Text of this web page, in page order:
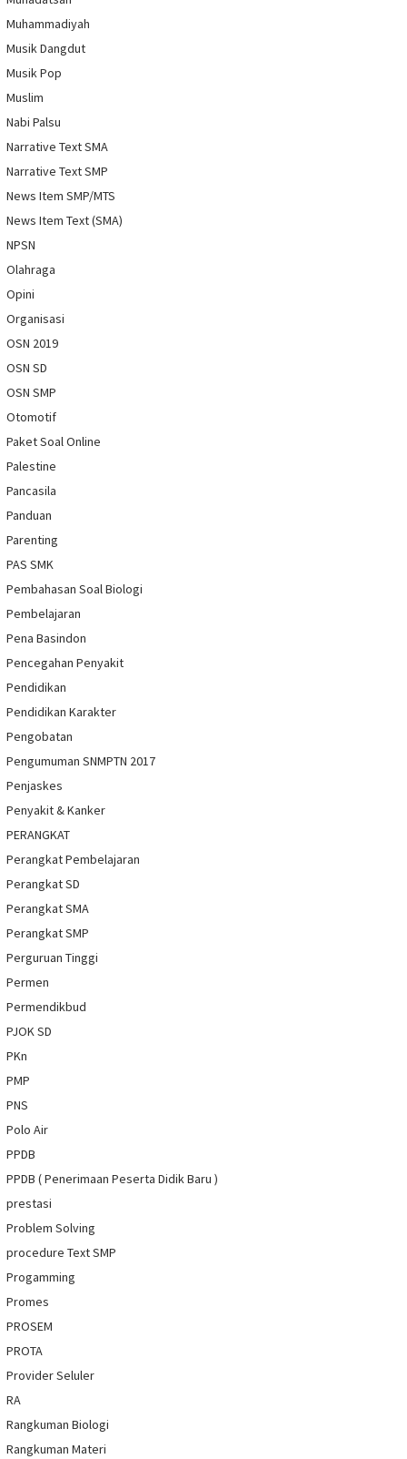
Muhammadiyah
Musik Dangdut
Musik Pop
Muslim
Nabi Palsu
Narrative Text SMA
Narrative Text SMP
News Item SMP/MTS
News Item Text (SMA)
NPSN
Olahraga
Opini
Organisasi
OSN 2019
OSN SD
OSN SMP
Otomotif
Paket Soal Online
Palestine
Pancasila
Panduan
Parenting
PAS SMK
Pembahasan Soal Biologi
Pembelajaran
Pena Basindon
Pencegahan Penyakit
Pendidikan
Pendidikan Karakter
Pengobatan
Pengumuman SNMPTN 2017
Penjaskes
Penyakit & Kanker
PERANGKAT
Perangkat Pembelajaran
Perangkat SD
Perangkat SMA
Perangkat SMP
Perguruan Tinggi
Permen
Permendikbud
PJOK SD
PKn
PMP
PNS
Polo Air
PPDB
PPDB ( Penerimaan Peserta Didik Baru )
prestasi
Problem Solving
procedure Text SMP
Progamming
Promes
PROSEM
PROTA
Provider Seluler
RA
Rangkuman Biologi
Rangkuman Materi